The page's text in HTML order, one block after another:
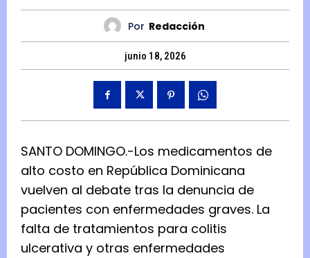
Por Redacción
junio 18, 2026
SANTO DOMINGO.-Los medicamentos de
alto costo en República Dominicana
vuelven al debate tras la denuncia de
pacientes con enfermedades graves. La
falta de tratamientos para colitis
ulcerativa y otras enfermedades